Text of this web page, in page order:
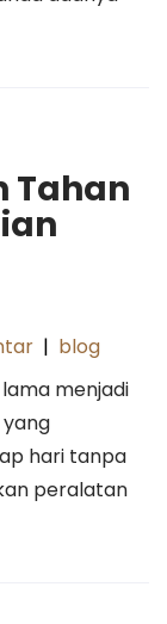
Tahan
| blog
menjadi
hari tanpa
peralatan